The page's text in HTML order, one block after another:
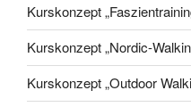
Kurskonzept
Kurskonzept „Nordic-
Kurskonzept „Outdoor